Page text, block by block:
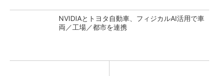
NVIDIAとトヨタ自動車、フィジカルAI活用で車
両／工場／都市を連携